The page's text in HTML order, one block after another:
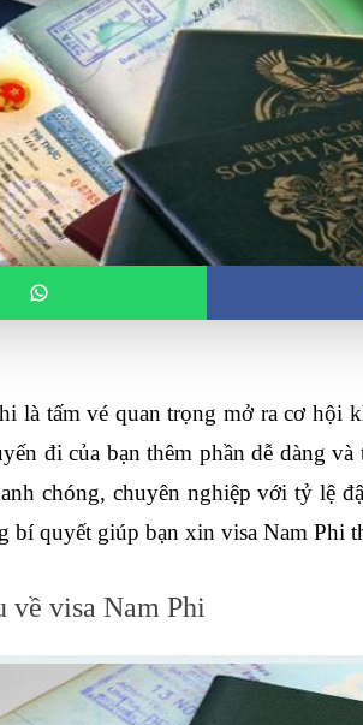
là tấm vé quan trọng mở ra cơ hội
đi của bạn thêm phần dễ dàng
chóng, chuyên nghiệp với tỷ lệ
bí quyết giúp bạn xin visa Nam Phi
về visa Nam Phi